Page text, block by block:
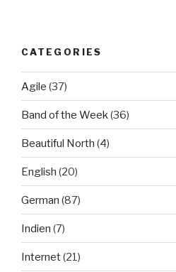
CATEGORIES
Agile (37)
Band of the Week (36)
Beautiful North (4)
English (20)
German (87)
Indien (7)
Internet(21)